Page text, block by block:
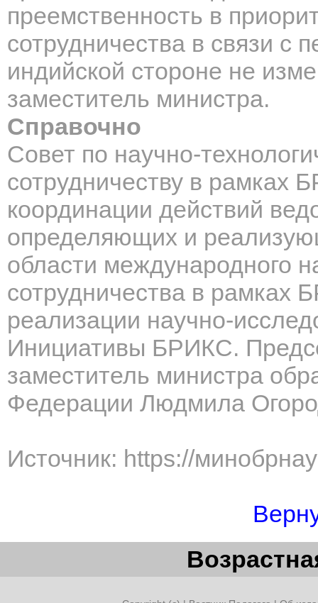
преемственность в
сотрудничества в связи с
индийской стороне не
заместитель министра.
Справочно
Совет по научно-
сотрудничеству в рамках
координации действий
определяющих и
области международного
сотрудничества в рамках
реализации научно-
Инициативы БРИКС.
заместитель министра
Федерации Людмила
Источник: https://